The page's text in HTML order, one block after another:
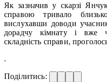
Як зазначив у скарзі
справою тривало
вислухавши доводи
дорадчу кімнату і вже
складність справи,
.
Поділитись: